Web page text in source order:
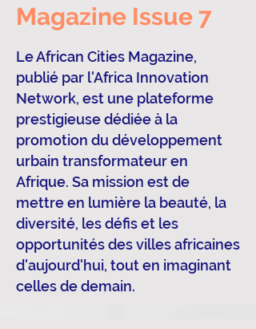
Magazine Issue 7
Le African Cities Magazine,
publié par l'Africa Innovation
Network, est une plateforme
prestigieuse dédiée à la
promotion du développement
urbain transformateur en
Afrique. Sa mission est de
mettre en lumière la beauté, la
diversité, les défis et les
opportunités des villes africaines
d'aujourd'hui, tout en imaginant
celles de demain.